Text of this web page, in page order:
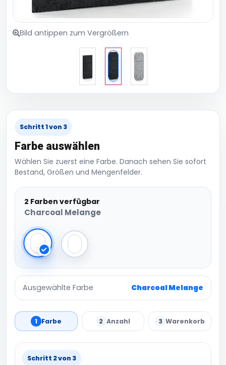
Bild antippen zum Vergrößern
Schritt 1 von 3
Farbe auswählen
Wählen Sie zuerst eine Farbe. Danach sehen Sie sofort
Bestand, Größen und Mengenfelder.
2 Farben verfügbar
Charcoal Melange
Charcoal Melange
Grey Melange
Ausgewählte Farbe Charcoal Melange
1 Farbe 2 Anzahl 3 Warenkorb
Schritt 2 von 3